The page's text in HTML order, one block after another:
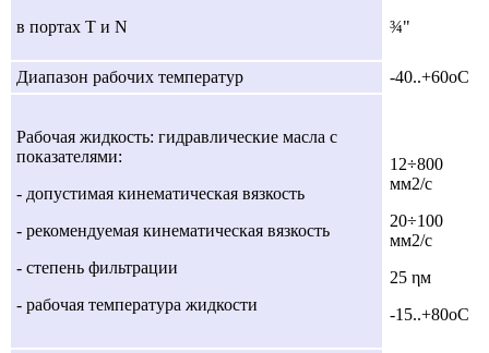
в портах Т и N
¾"
Диапазон рабочих температур -40..+60оC
Рабочая жидкость: гидравлические масла с
показателями:
- допустимая кинематическая вязкость
- рекомендуемая кинематическая вязкость
- степень фильтрации
- рабочая температура жидкости
12÷800
мм2/с
20÷100
мм2/с
25 ηм
-15..+80оС